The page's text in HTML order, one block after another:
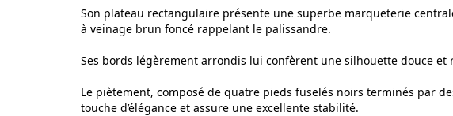
Son plateau rectangulaire présente une superbe marqueterie
à veinage brun foncé rappelant le palissandre.
Ses bords légèrement arrondis lui confèrent une silhouette douce et
Le piètement, composé de quatre pieds fuselés noirs terminés par
touche d’élégance et assure une excellente stabilité.